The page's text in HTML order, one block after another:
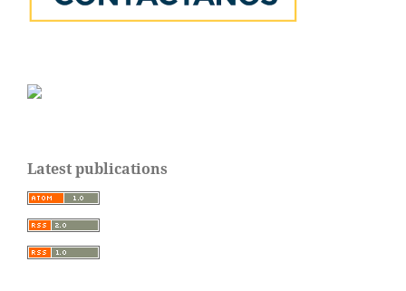
Latest publications